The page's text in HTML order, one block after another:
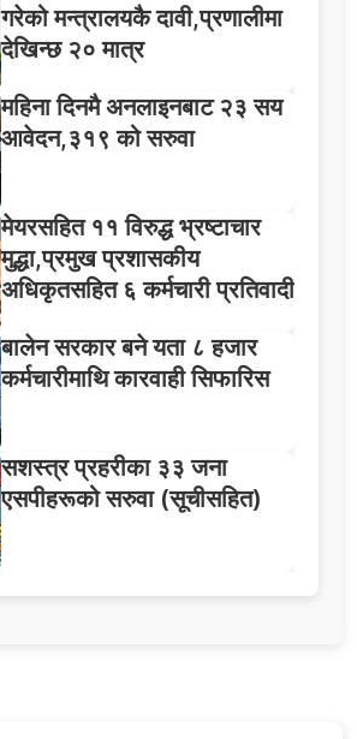
गरेको मन्त्रालयकै दावी,प्रणालीमा
देखिन्छ २० मात्र
महिना दिनमै अनलाइनबाट २३ सय
आवेदन,३१९ को सरुवा
मेयरसहित ११ विरुद्ध भ्रष्टाचार
मुद्धा,प्रमुख प्रशासकीय
अधिकृतसहित ६ कर्मचारी प्रतिवादी
बालेन सरकार बने यता ८ हजार
कर्मचारीमाथि कारवाही सिफारिस
सशस्त्र प्रहरीका ३३ जना
एसपीहरूको सरुवा (सूचीसहित)